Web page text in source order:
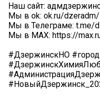
Наш сайт:
Мы в ok: ok.ru/dzeradm/
Мы в Телеграме: t.me/
Мы в MAX: https://
#ДзержинскНО